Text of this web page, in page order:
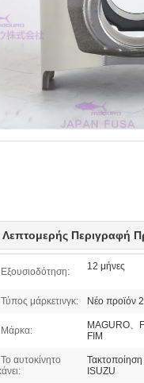
Λεπτομερής Περιγραφή
Εξουσιοδότηση: 12 μήνες
Τύπος μάρκετινγκ: Νέο προϊόν
Μάρκα:
MAGURO、
FIM
Το αυτοκίνητο
Τακτοποίηση
ISUZU